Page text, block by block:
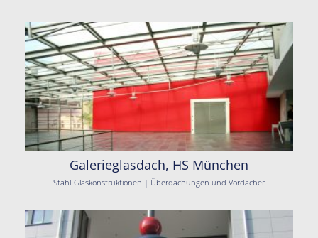
Galerieglasdach, HS München
Stahl-Glaskonstruktionen | Überdachungen und Vordächer